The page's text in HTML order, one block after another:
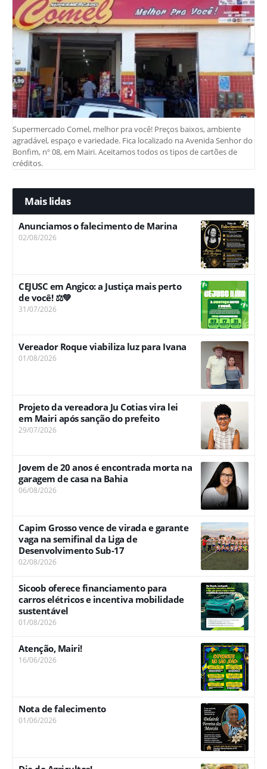
Supermercado Comel, melhor pra você! Preços baixos, ambiente
agradável, espaço e variedade. Fica localizado na Avenida Senhor do
Bonfim, nº 08, em Mairi. Aceitamos todos os tipos de cartões de
créditos.
Mais lidas
Anunciamos o falecimento de Marina
02/08/2026
CEJUSC em Angico: a Justiça mais perto
de você! ⚖️💚
31/07/2026
Vereador Roque viabiliza luz para Ivana
01/08/2026
Projeto da vereadora Ju Cotias vira lei
em Mairi após sanção do prefeito
29/07/2026
Jovem de 20 anos é encontrada morta na
garagem de casa na Bahia
06/08/2026
Capim Grosso vence de virada e garante
vaga na semifinal da Liga de
Desenvolvimento Sub-17
02/08/2026
Sicoob oferece financiamento para
carros elétricos e incentiva mobilidade
sustentável
01/08/2026
Atenção, Mairi!
16/06/2026
Nota de falecimento
01/06/2026